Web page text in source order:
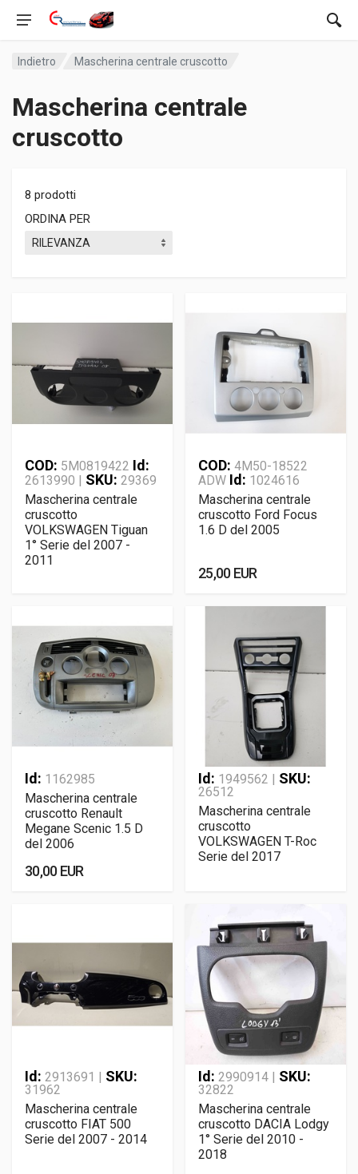
Indietro Mascherina centrale cruscotto
Mascherina centrale
cruscotto
8 prodotti
ORDINA PER
COD: 5M0819422 Id:
2613990 | SKU: 29369
Mascherina centrale
cruscotto
VOLKSWAGEN Tiguan
1° Serie del 2007 -
2011
COD: 4M50-18522
ADW Id: 1024616
Mascherina centrale
cruscotto Ford Focus
1.6 D del 2005
25,00 EUR
Id: 1162985
Mascherina centrale
cruscotto Renault
Megane Scenic 1.5 D
del 2006
30,00 EUR
Id: 1949562 | SKU:
26512
Mascherina centrale
cruscotto
VOLKSWAGEN T-Roc
Serie del 2017
Id: 2913691 | SKU:
31962
Mascherina centrale
cruscotto FIAT 500
Serie del 2007 - 2014
Id: 2990914 | SKU:
32822
Mascherina centrale
cruscotto DACIA Lodgy
1° Serie del 2010 -
2018